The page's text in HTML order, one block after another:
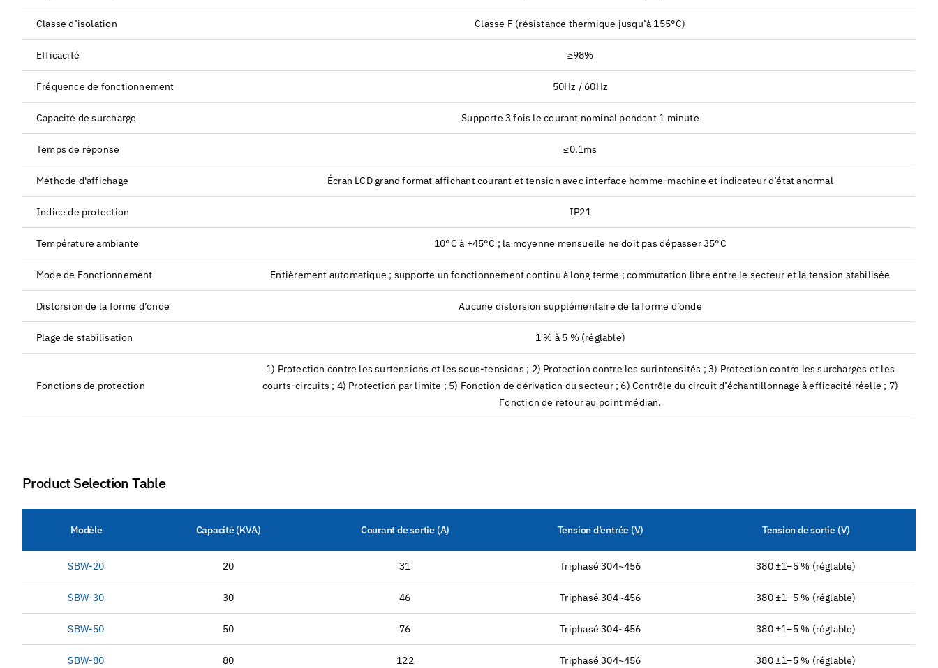
Classe d’isolation Classe F (résistance thermique jusqu’à 155°C)
Efficacité ≥98%
Fréquence de fonctionnement 50Hz / 60Hz
Capacité de surcharge Supporte 3 fois le courant nominal pendant 1 minute
Temps de réponse ≤0.1ms
Méthode d'affichage Écran LCD grand format affichant courant et tension avec interface homme-machine et indicateur d’état anormal
Indice de protection IP21
Température ambiante 10°C à +45°C ; la moyenne mensuelle ne doit pas dépasser 35°C
Mode de Fonctionnement Entièrement automatique ; supporte un fonctionnement continu à long terme ; commutation libre entre le secteur et la tension stabilisée
Distorsion de la forme d’onde Aucune distorsion supplémentaire de la forme d’onde
Plage de stabilisation 1 % à 5 % (réglable)
Fonctions de protection
1) Protection contre les surtensions et les sous-tensions ; 2) Protection contre les surintensités ; 3) Protection contre les surcharges et les
courts-circuits ; 4) Protection par limite ; 5) Fonction de dérivation du secteur ; 6) Contrôle du circuit d’échantillonnage à efficacité réelle ; 7)
Fonction de retour au point médian.
Product Selection Table
Modèle Capacité (KVA) Courant de sortie (A) Tension d’entrée (V) Tension de sortie (V)
SBW-20 20 31 Triphasé 304~456 380 ±1–5 % (réglable)
SBW-30 30 46 Triphasé 304~456 380 ±1–5 % (réglable)
SBW-50 50 76 Triphasé 304~456 380 ±1–5 % (réglable)
SBW-80 80 122 Triphasé 304~456 380 ±1–5 % (réglable)